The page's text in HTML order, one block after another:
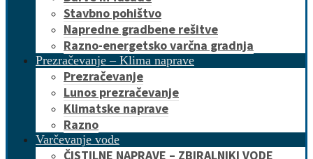
Stavbno pohištvo
Napredne gradbene rešitve
Razno-energetsko varčna gradnja
Prezračevanje – Klima naprave
Prezračevanje
Lunos prezračevanje
Klimatske naprave
Razno
Varčevanje vode
ČISTILNE NAPRAVE – ZBIRALNIKI VODE